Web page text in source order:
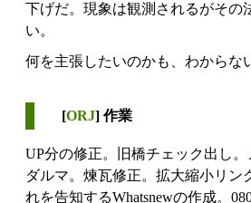
下げだ。現象は観測されるがその
い。
何を主張したいのかも、わからな
[ORJ] 作業
UP分の修正。旧橋チェック出し
ダルマ。煉瓦修正。拡大縮小リン
れを告知するWhatsnewの作成。